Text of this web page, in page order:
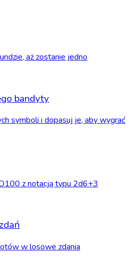
aż zostanie jedno
bandyty
symboli i dopasuj je, aby wygrać
z notacją typu 2d6+3
w losowe zdania